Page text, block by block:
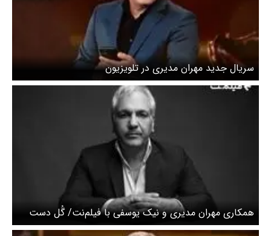
سریال جدید مهران مدیری در تلویزیون
همکاری مهران مدیری و نیک یوسفی با فیلم‌نت/ گُل دست
فیلم‌نت است!